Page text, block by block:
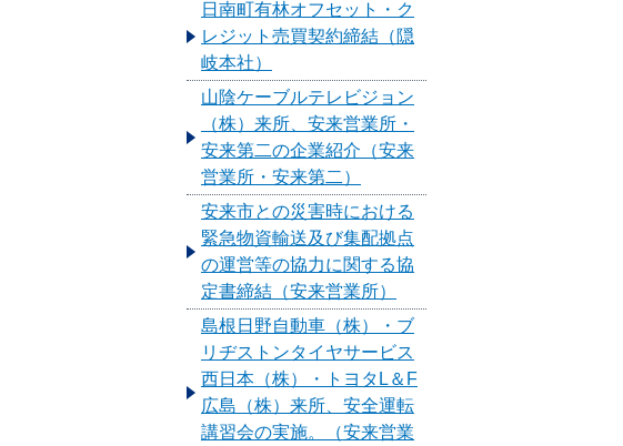
日南町有林オフセット・ク
レジット売買契約締結（隠
岐本社）
山陰ケーブルテレビジョン
（株）来所、安来営業所・
安来第二の企業紹介（安来
営業所・安来第二）
安来市との災害時における
緊急物資輸送及び集配拠点
の運営等の協力に関する協
定書締結（安来営業所）
島根日野自動車（株）・ブ
リヂストンタイヤサービス
西日本（株）・トヨタL＆F
広島（株）来所、安全運転
講習会の実施。（安来営業